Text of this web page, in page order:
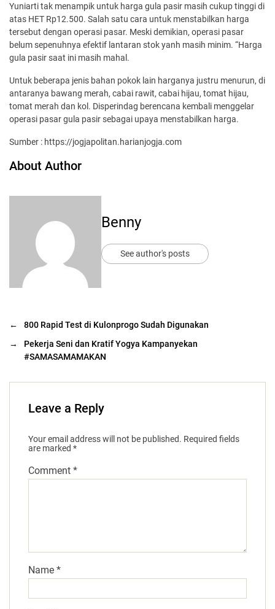
Yuniarti tak menampik untuk harga gula pasir masih cukup tinggi di
atas HET Rp12.500. Salah satu cara untuk menstabilkan harga
tersebut dengan operasi pasar. Meski demikian, operasi pasar
belum sepenuhnya efektif lantaran stok yanh masih minim. “Harga
gula pasir saat ini masih mahal.
Untuk beberapa jenis bahan pokok lain harganya justru menurun, di
antaranya bawang merah, cabai rawit, cabai hijau, tomat hijau,
tomat merah dan kol. Disperindag berencana kembali menggelar
operasi pasar gula pasir sebagai upaya menstabilkan harga.
Sumber : https://jogjapolitan.harianjogja.com
About Author
Benny
See author's posts
←
800 Rapid Test di Kulonprogo Sudah Digunakan
→
Pekerja Seni dan Kratif Yogya Kampanyekan
#SAMASAMAMAKAN
Leave a Reply
Your email address will not be published. Required fields
are marked *
Comment *
Name *